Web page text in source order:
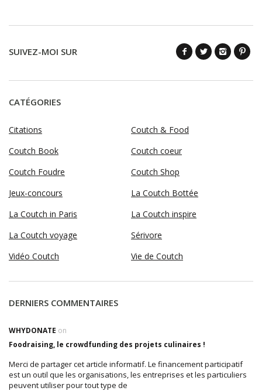
SUIVEZ-MOI SUR
CATÉGORIES
Citations
Coutch & Food
Coutch Book
Coutch coeur
Coutch Foudre
Coutch Shop
Jeux-concours
La Coutch Bottée
La Coutch in Paris
La Coutch inspire
La Coutch voyage
Sérivore
Vidéo Coutch
Vie de Coutch
DERNIERS COMMENTAIRES
WHYDONATE on
Foodraising, le crowdfunding des projets culinaires !
Merci de partager cet article informatif. Le financement participatif
est un outil que les organisations, les entreprises et les particuliers
peuvent utiliser pour tout type de